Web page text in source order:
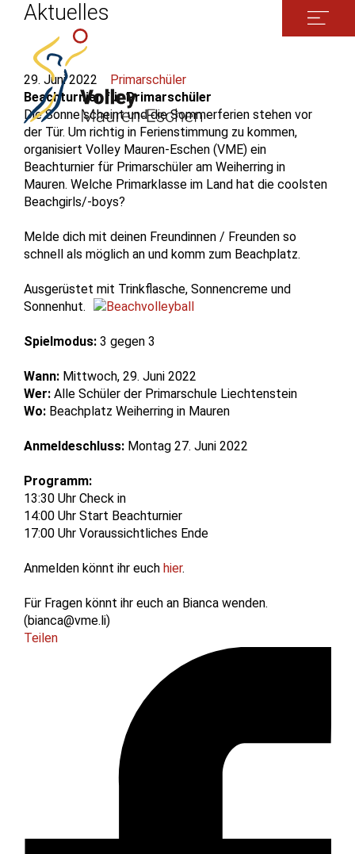
Aktuelles
29. Juni 2022 Primarschüler
Beachturnier für Primarschüler
Die Sonne scheint und die Sommerferien stehen vor
der Tür. Um richtig in Ferienstimmung zu kommen,
organisiert Volley Mauren-Eschen (VME) ein
Beachturnier für Primarschüler am Weiherring in
Mauren. Welche Primarklasse im Land hat die coolsten
Beachgirls/-boys?
Melde dich mit deinen Freundinnen / Freunden so
schnell als möglich an und komm zum Beachplatz.
Ausgerüstet mit Trinkflasche, Sonnencreme und
Sonnenhut.
Spielmodus: 3 gegen 3
Wann: Mittwoch, 29. Juni 2022
Wer: Alle Schüler der Primarschule Liechtenstein
Wo: Beachplatz Weiherring in Mauren
Anmeldeschluss: Montag 27. Juni 2022
Programm:
13:30 Uhr Check in
14:00 Uhr Start Beachturnier
17:00 Uhr Voraussichtliches Ende
Anmelden könnt ihr euch hier.
Für Fragen könnt ihr euch an Bianca wenden.
(bianca@vme.li)
Teilen